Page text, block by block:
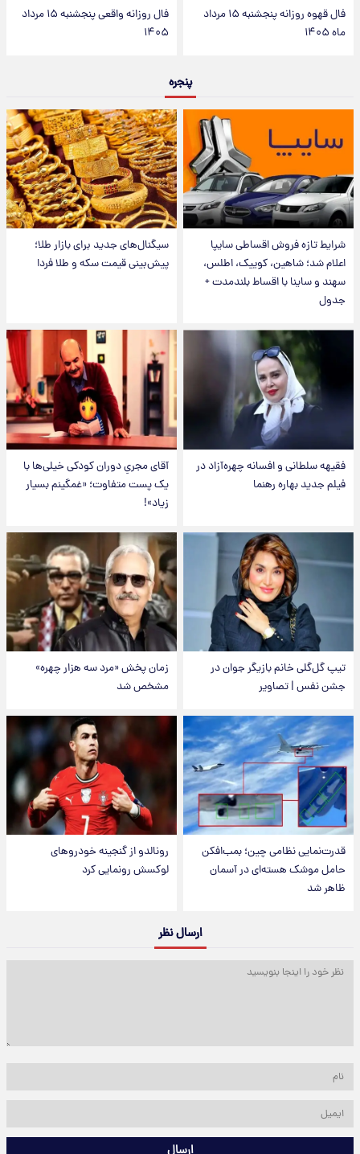
فال قهوه روزانه پنجشنبه ۱۵ مرداد
ماه ۱۴۰۵
فال روزانه واقعی پنجشنبه ۱۵ مرداد
۱۴۰۵
پنجره
شرایط تازه فروش اقساطی سایپا
اعلام شد؛ شاهین، کوییک، اطلس،
سهند و ساینا با اقساط بلندمدت +
جدول
سیگنال‌های جدید برای بازار طلا؛
پیش‌بینی قیمت سکه و طلا فردا
فقیهه سلطانی و افسانه چهره‌آزاد در
فیلم جدید بهاره رهنما
آقای مجریِ دوران کودکی خیلی‌ها با
یک پست متفاوت؛ «غمگینم بسیار
زیاد»!
تیپ گل‌گلی خانم بازیگر جوان در
جشن نفس | تصاویر
زمان پخش «مرد سه هزار چهره»
مشخص شد
قدرت‌نمایی نظامی چین؛ بمب‌افکن
حامل موشک هسته‌ای در آسمان
ظاهر شد
رونالدو از گنجینه خودروهای
لوکسش رونمایی کرد
ارسال نظر